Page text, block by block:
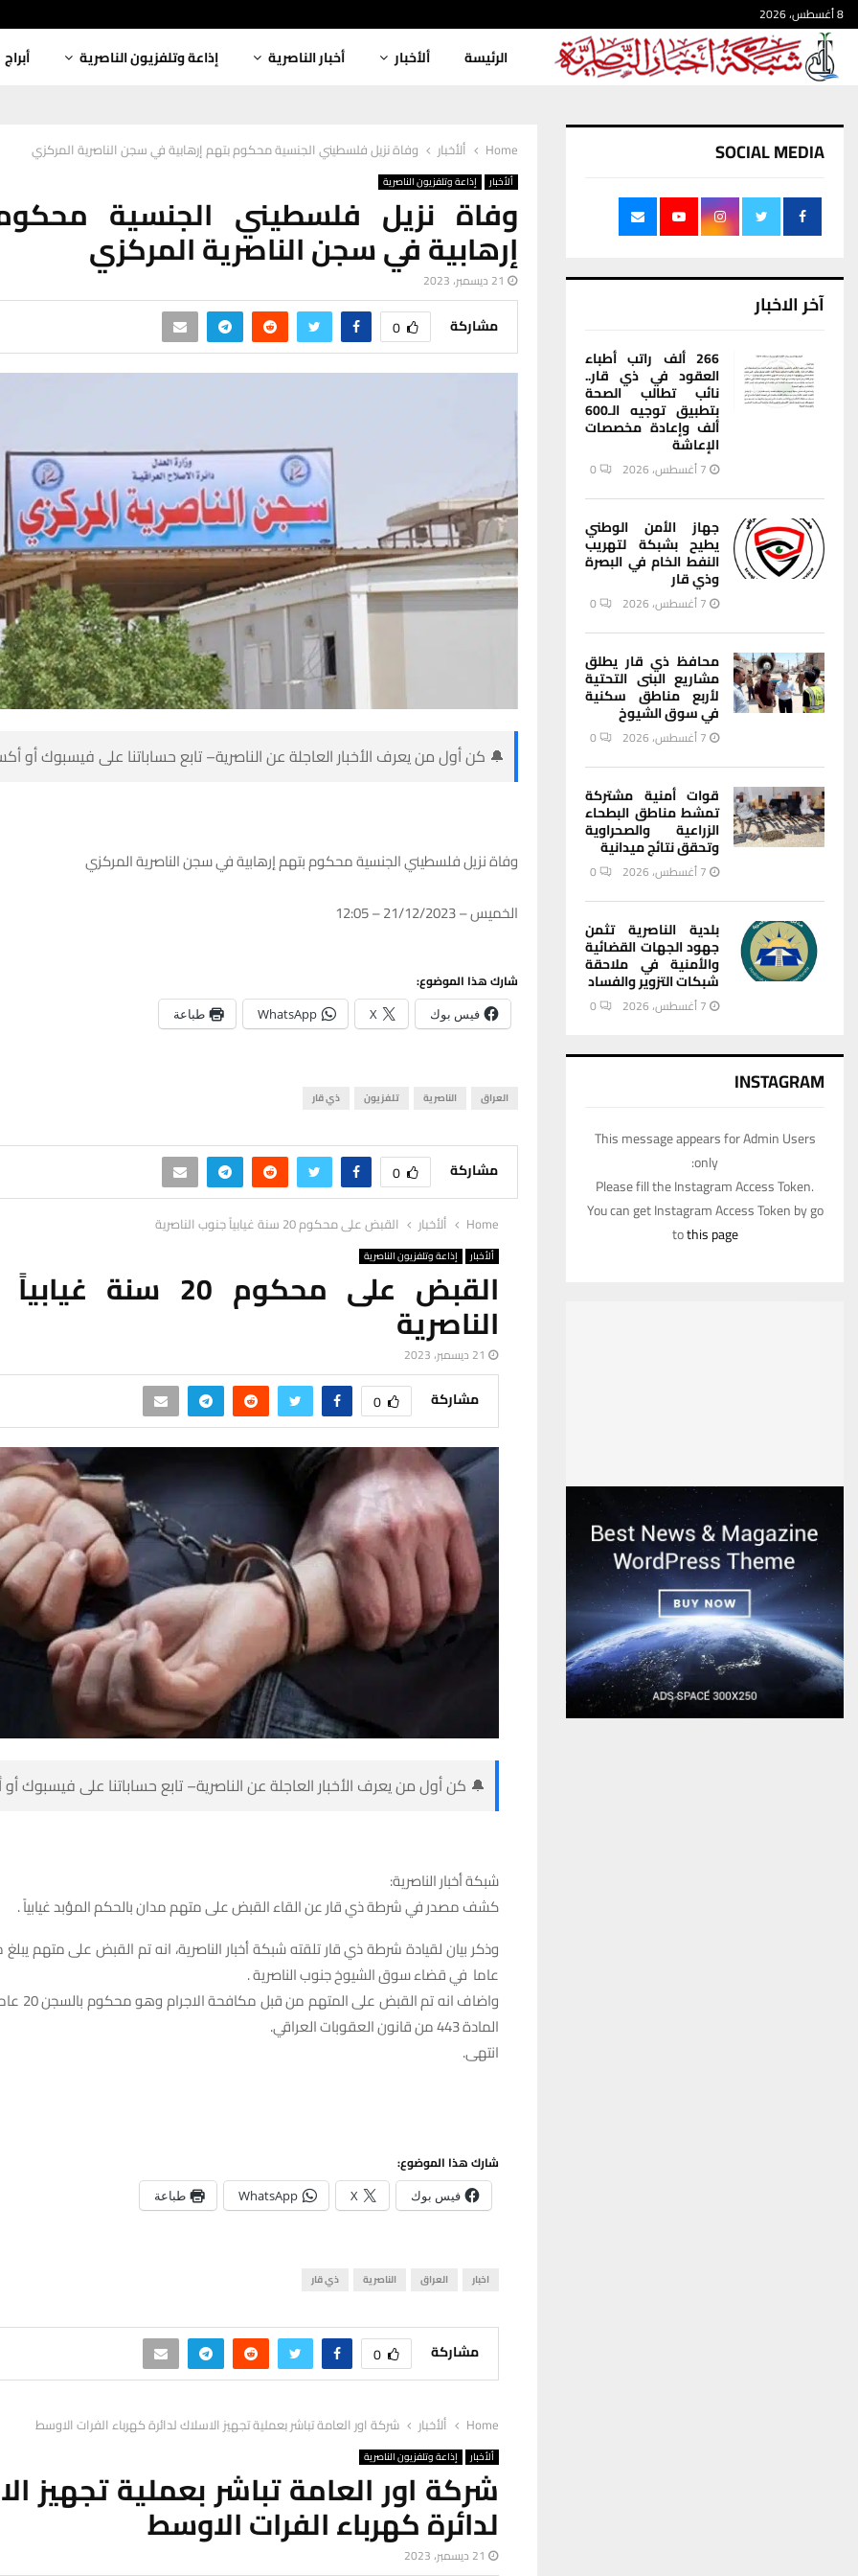
8 أغسطس، 2026
الرئيسة ألأخبار أخبار الناصرية إذاعة وتلفزيون الناصرية أبراج
Home ألأخبار وفاة نزيل فلسطيني الجنسية محكوم بتهم إرهابية في سجن الناصرية المركزي
ألأخبار إذاعة وتلفزيون الناصرية
وفاة نزيل فلسطيني الجنسية
إرهابية في سجن الناصرية المركزي
21 ديسمبر، 2023
مشاركة 0
🔔 كن أول من يعرف الأخبار العاجلة عن الناصرية– تابع حساباتنا على فيسبوك أو
وفاة نزيل فلسطيني الجنسية محكوم بتهم إرهابية في سجن الناصرية المركزي
الخميس – 21/12/2023 – 12:05
شارك هذا الموضوع:
فيس بوك X
WhatsApp طباعة
العراق الناصرية تلفزيون ذي قار
مشاركة 0
Home ألأخبار القبض على محكوم 20 سنة غيابياً جنوب الناصرية
ألأخبار إذاعة وتلفزيون الناصرية
القبض على محكوم 20
الناصرية
21 ديسمبر، 2023
مشاركة 0
🔔 كن أول من يعرف الأخبار العاجلة عن الناصرية– تابع حساباتنا على فيسبوك
شبكة أخبار الناصرية:
كشف مصدر في شرطة ذي قار عن القاء القبض على متهم مدان بالحكم المؤبد غيابياً .
عاما في قضاء سوق الشيوخ جنوب الناصرية .
واضاف انه تم
المادة 443 من قانون العقوبات العراقي.
انتهى.
شارك هذا الموضوع:
فيس بوك X
WhatsApp طباعة
اخبار العراق الناصرية ذي قار
مشاركة 0
Home ألأخبار شركة اور العامة تباشر بعملية تجهيز الاسلاك لدائرة كهرباء الفرات الاوسط
ألأخبار إذاعة وتلفزيون الناصرية
شركة اور العامة تباشر بعملية تجهيز
لدائرة كهرباء الفرات الاوسط
21 ديسمبر، 2023
SOCIAL MEDIA
آخر الاخبار
266 ألف راتب أطباء
العقود في ذي قار..
نائب تطالب الصحة
بتطبيق توجيه الـ600
ألف وإعادة مخصصات
الإعاشة
7 أغسطس، 2026 0
جهاز الأمن الوطني
يطيح بشبكة لتهريب
النفط الخام في البصرة
وذي قار
7 أغسطس، 2026 0
محافظ ذي قار يطلق
مشاريع البنى التحتية
لأربع مناطق سكنية
في سوق الشيوخ
7 أغسطس، 2026 0
قوات أمنية مشتركة
تمشط مناطق البطحاء
الزراعية والصحراوية
وتحقق نتائج ميدانية
7 أغسطس، 2026 0
بلدية الناصرية تثمن
جهود الجهات القضائية
والأمنية في ملاحقة
شبكات التزوير والفساد
7 أغسطس، 2026 0
INSTAGRAM
This message appears for Admin Users
only:
Please fill the Instagram Access Token.
You can get Instagram Access Token by go
tothis page